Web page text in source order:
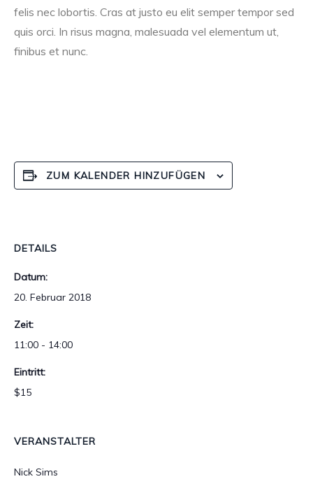
felis nec lobortis. Cras at justo eu elit semper tempor sed
quis orci. In risus magna, malesuada vel elementum ut,
finibus et nunc.
ZUM KALENDER HINZUFÜGEN
DETAILS
Datum:
20. Februar 2018
Zeit:
11:00 - 14:00
Eintritt:
$15
VERANSTALTER
Nick Sims